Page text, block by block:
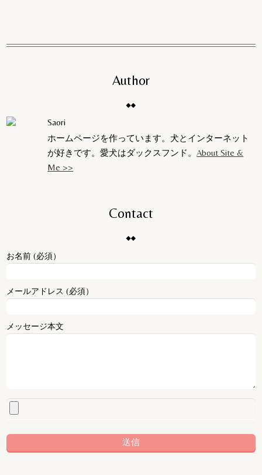
Author
Saori
ホームページを作っています。犬とインターネット
が好きです。愛犬はダックスフンド。About Site &
Me >>
Contact
お名前 (必須）
メールアドレス (必須）
メッセージ本文